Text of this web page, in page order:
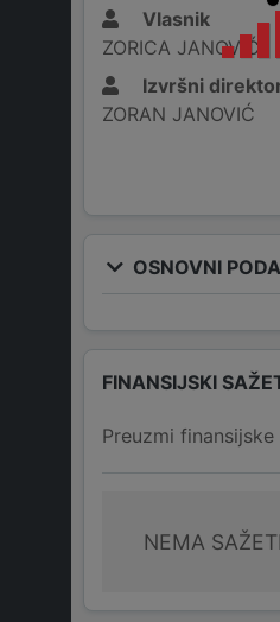
Vlasnik
ZORICA JANOVIĆ
Izvršni
ZORAN JANOVIĆ
OSNOVNI
FINANSIJSKI
Preuzmi
NEMA